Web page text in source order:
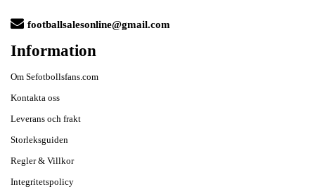
footballsalesonline@gmail.com
Information
Om Sefotbollsfans.com
Kontakta oss
Leverans och frakt
Storleksguiden
Regler & Villkor
Integritetspolicy